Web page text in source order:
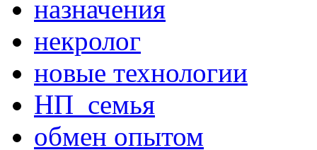
назначения
некролог
новые технологии
НП_семья
обмен опытом